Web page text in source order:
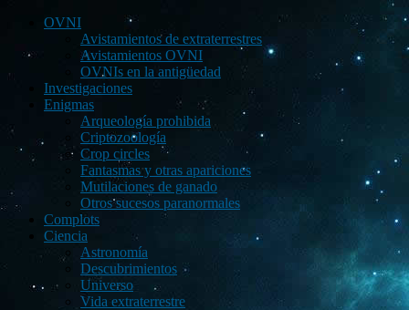
OVNI
Avistamientos de extraterrestres
Avistamientos OVNI
OVNIs en la antigüedad
Investigaciones
Enigmas
Arqueología prohibida
Criptozoología
Crop circles
Fantasmas y otras apariciones
Mutilaciones de ganado
Otros sucesos paranormales
Complots
Ciencia
Astronomía
Descubrimientos
Universo
Vida extraterrestre